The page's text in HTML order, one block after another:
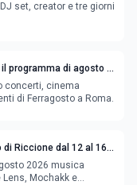
set, creator e tre giorni
programma di agosto e
concerti, cinema
di Ferragosto a Roma.
di Riccione dal 12 al 16
2026 musica
Mochakk e